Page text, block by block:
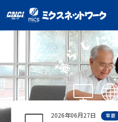
2026年06月27日 重要